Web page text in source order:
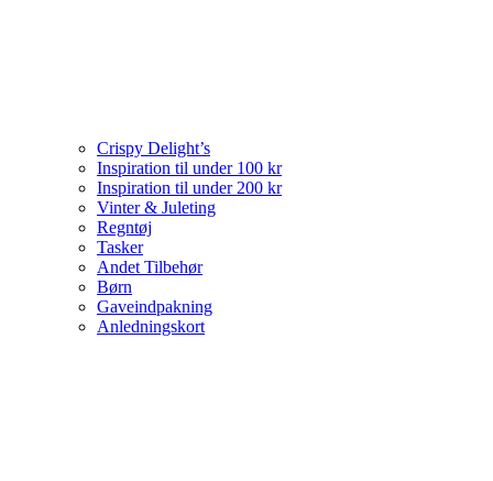
Crispy Delight’s
Inspiration til under 100 kr
Inspiration til under 200 kr
Vinter & Juleting
Regntøj
Tasker
Andet Tilbehør
Børn
Gaveindpakning
Anledningskort